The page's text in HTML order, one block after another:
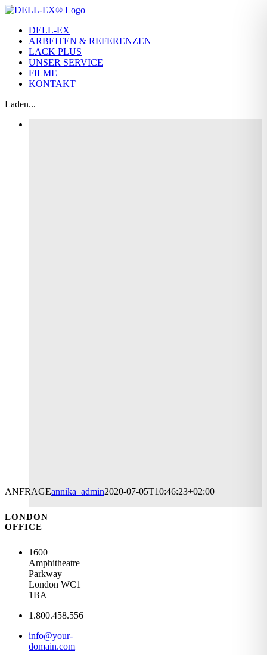
Zum
springenDELL-EX
ARBEITEN & REFERENZEN
LACK PLUS
UNSER SERVICE
FILME
KONTAKT
Laden...
ANFRAGEannika_admin2020-07-05T10:46:23+02:00
LONDON
OFFICE
1600
Amphitheatre
Parkway
London WC1
1BA
1.800.458.556
info@your-
domain.com